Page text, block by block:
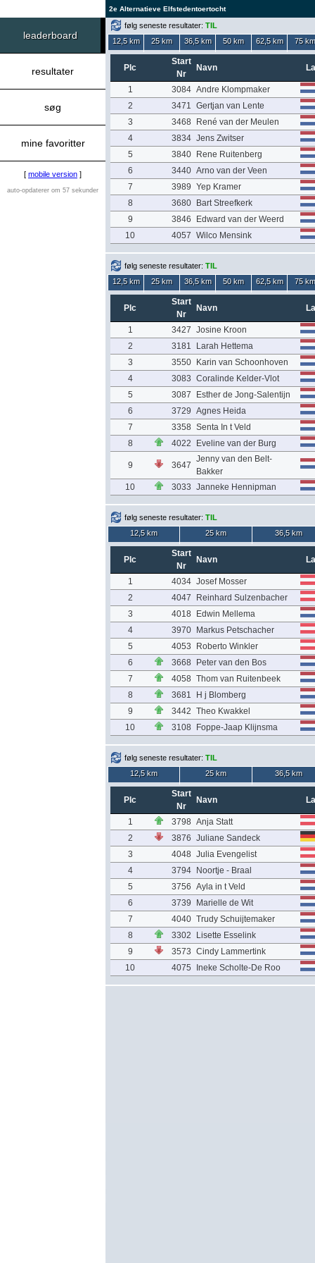
2e Alternatieve Elfstedentoertocht
leaderboard
resultater
søg
mine favoritter
[ mobile version ]
auto-opdaterer om 57 sekunder
følg seneste resultater: TIL
12,5 km
25 km 36,5 km 50 km 62,5 km 75 km
Plc
Start
Nr
Navn
1 3084 Andre Klompmaker
2
3471 Gertjan van Lente
3
3468
René van der Meulen
4
3834 Jens Zwitser
5
3840
Rene Ruitenberg
6
3440 Arno van der Veen
7
3989 Yep Kramer
8
3680
Bart Streefkerk
9
3846
Edward van der Weerd
10
4057 Wilco Mensink
følg seneste resultater: TIL
12,5 km
25 km 36,5 km 50 km 62,5 km 75 km
Plc
Start
Nr
Navn
1 3427 Josine Kroon
2
3181
Larah Hettema
3
3550
Karin van Schoonhoven
4
3083 Coralinde Kelder-Vlot
5
3087
Esther de Jong-Salentijn
6
3729 Agnes Heida
7
3358 Senta In t Veld
8
4022 Eveline van der Burg
9 3647
Jenny van den Belt-
Bakker
10
3033 Janneke Hennipman
følg seneste resultater: TIL
12,5 km
25 km 36,5 km
Plc
Start
Nr
Navn
1 4034 Josef Mosser
2
4047
Reinhard Sulzenbacher
3
4018
Edwin Mellema
4
3970
Markus Petschacher
5
4053
Roberto Winkler
6
3668
Peter van den Bos
7
4058 Thom van Ruitenbeek
8
3681
H j Blomberg
9
3442 Theo Kwakkel
10
3108 Foppe-Jaap Klijnsma
følg seneste resultater: TIL
12,5 km
25 km 36,5 km
Plc
Start
Nr
Navn
1 3798 Anja Statt
2
3876 Juliane Sandeck
3
4048 Julia Evengelist
4
3794
Noortje - Braal
5
3756 Ayla in t Veld
6
3739
Marielle de Wit
7
4040 Trudy Schuijtemaker
8
3302
Lisette Esselink
9
3573 Cindy Lammertink
10
4075 Ineke Scholte-De Roo